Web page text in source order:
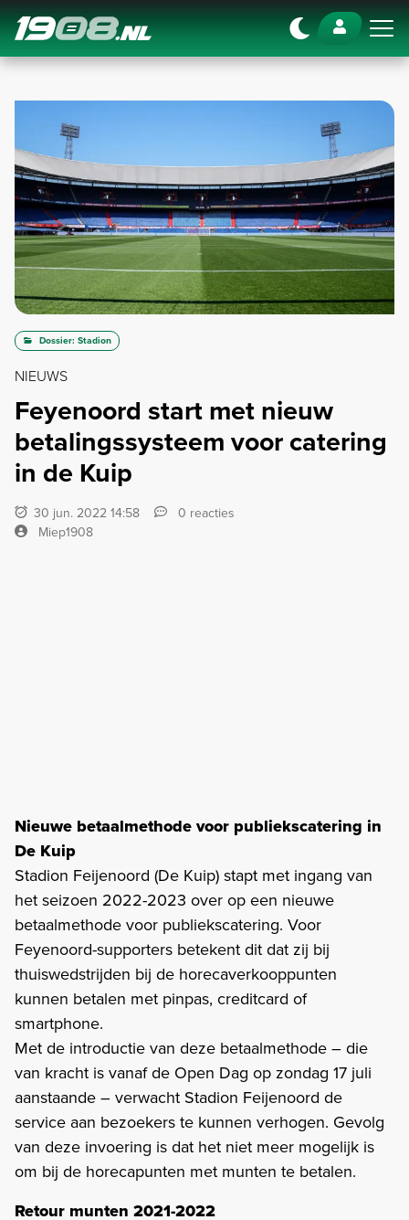
Navigation
Dossier: Stadion
NIEUWS
Feyenoord start met nieuw
betalingssysteem voor catering
in de Kuip
30 jun. 2022 14:58
0 reacties
Miep1908
Nieuwe betaalmethode voor publiekscatering in
De Kuip
Stadion Feijenoord (De Kuip) stapt met ingang van
het seizoen 2022-2023 over op een nieuwe
betaalmethode voor publiekscatering. Voor
Feyenoord-supporters betekent dit dat zij bij
thuiswedstrijden bij de horecaverkooppunten
kunnen betalen met pinpas, creditcard of
smartphone.
Met de introductie van deze betaalmethode – die
van kracht is vanaf de Open Dag op zondag 17 juli
aanstaande – verwacht Stadion Feijenoord de
service aan bezoekers te kunnen verhogen. Gevolg
van deze invoering is dat het niet meer mogelijk is
om bij de horecapunten met munten te betalen.
Retour munten 2021-2022